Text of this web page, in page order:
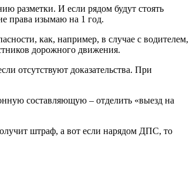
разметки. И если рядом будут стоять
права изымаю на 1 год.
как, например, в случае с водителем,
дорожного движения.
отсутствуют доказательства. При
составляющую – отделить «выезд на
штраф, а вот если нарядом ДПС, то